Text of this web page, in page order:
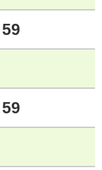
59
59